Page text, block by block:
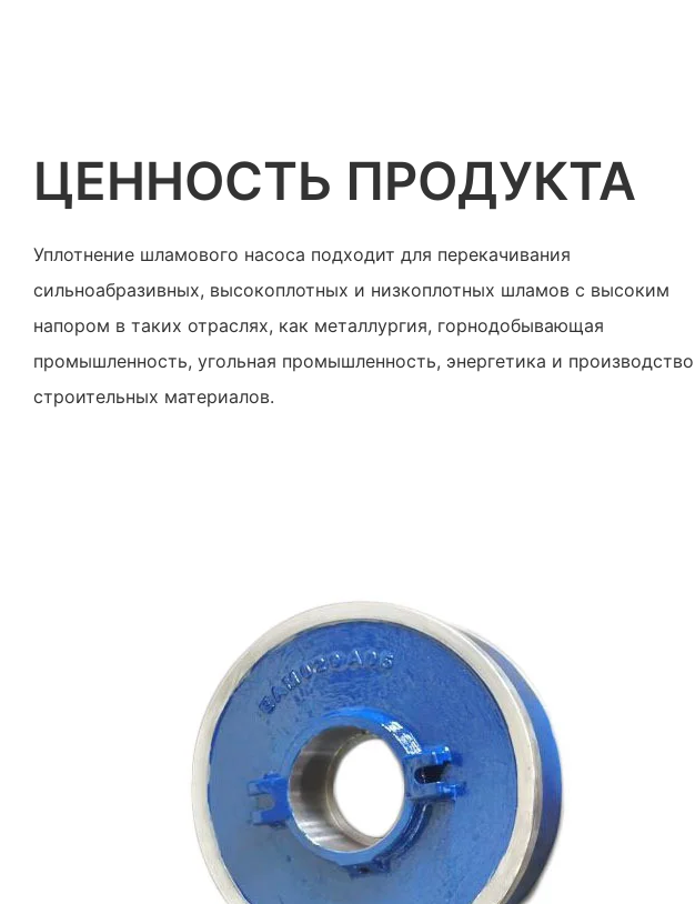
ЦЕННОСТЬ ПРОДУКТА
Уплотнение шламового насоса подходит для перекачивания
сильноабразивных, высокоплотных и низкоплотных шламов с высоким
напором в таких отраслях, как металлургия, горнодобывающая
промышленность, угольная промышленность, энергетика и производство
строительных материалов.